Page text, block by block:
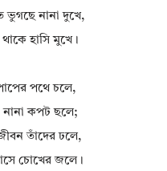
ভুগছে নানা দুখে,
হাসি মুখে।
পথে চলে,
নানা কপট ছলে;
তাঁদের ঢলে,
চোখের জলে।